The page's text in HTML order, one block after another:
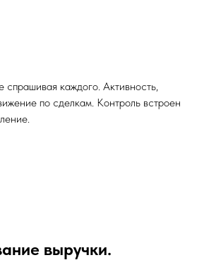
спрашивая каждого. Активность,
по сделкам. Контроль встроен
выручки.